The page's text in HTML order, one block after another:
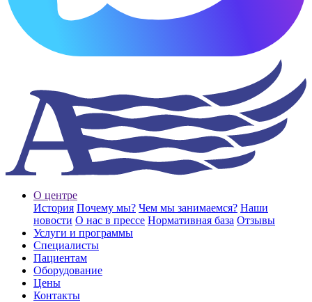
О центре
История Почему мы? Чем мы занимаемся? Наши
новости О нас в прессе Нормативная база Отзывы
Услуги и программы
Специалисты
Пациентам
Оборудование
Цены
Контакты